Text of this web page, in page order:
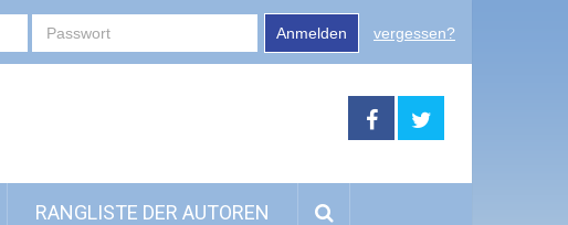
Anmelden vergessen?
RANGLISTE DER AUTOREN